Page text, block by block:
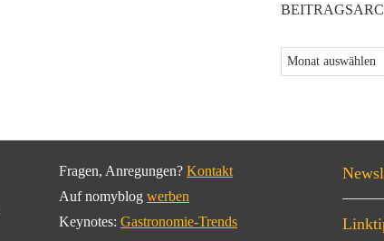
Fragen, Anregungen? Kontakt
Auf nomyblog werben
Keynotes: Gastronomie-Trends